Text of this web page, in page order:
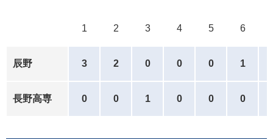
1 2 3 4 5 6
辰野 3 2 0 0 0 1
長野高専 0 0 1 0 0 0